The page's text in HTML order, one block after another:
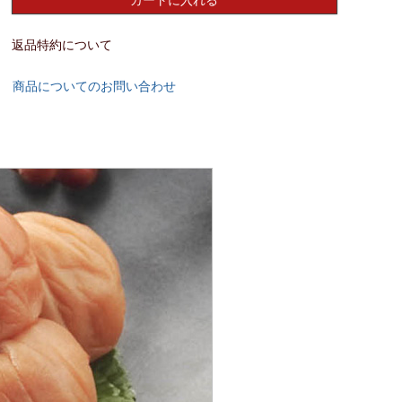
返品特約について
商品についてのお問い合わせ